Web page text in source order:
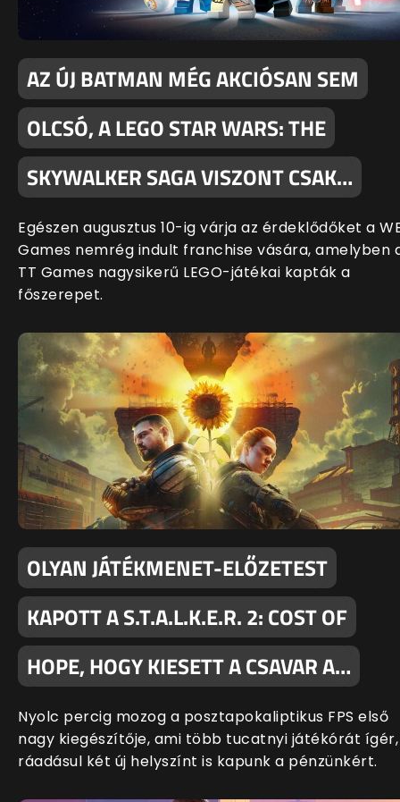
AZ ÚJ BATMAN MÉG AKCIÓSAN SEM
OLCSÓ, A LEGO STAR WARS: THE
SKYWALKER SAGA VISZONT CSAK…
Egészen augusztus 10-ig várja az érdeklődőket a
Games nemrég indult franchise vására, amelyben
TT Games nagysikerű LEGO-játékai kapták a
főszerepet.
OLYAN JÁTÉKMENET-ELŐZETEST
KAPOTT A S.T.A.L.K.E.R. 2: COST OF
HOPE, HOGY KIESETT A CSAVAR A…
Nyolc percig mozog a posztapokaliptikus FPS első
nagy kiegészítője, ami több tucatnyi játékórát ígér,
ráadásul két új helyszínt is kapunk a pénzünkért.